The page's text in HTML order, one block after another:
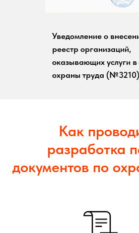
Уведомление о
реестр организаций,
оказывающих услуги в
охраны труда (№3210)
Как
разработка
документов по